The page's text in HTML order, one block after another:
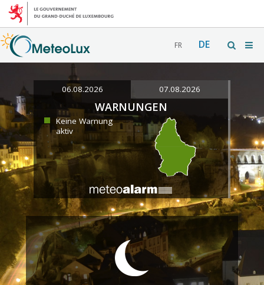
FR DE
06.08.2026 07.08.2026
WARNUNGEN
Keine Warnung
aktiv